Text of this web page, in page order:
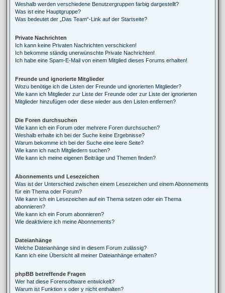
Weshalb werden verschiedene Benutzergruppen farbig dargestellt?
Was ist eine Hauptgruppe?
Was bedeutet der „Das Team“-Link auf der Startseite?
Private Nachrichten
Ich kann keine Privaten Nachrichten verschicken!
Ich bekomme ständig unerwünschte Private Nachrichten!
Ich habe eine Spam-E-Mail von einem Mitglied dieses Forums erhalten!
Freunde und ignorierte Mitglieder
Wozu benötige ich die Listen der Freunde und ignorierten Mitglieder?
Wie kann ich Mitglieder zur Liste der Freunde oder zur Liste der ignorierten
Mitglieder hinzufügen oder diese wieder aus den Listen entfernen?
Die Foren durchsuchen
Wie kann ich ein Forum oder mehrere Foren durchsuchen?
Weshalb erhalte ich bei der Suche keine Ergebnisse?
Warum bekomme ich bei der Suche eine leere Seite?
Wie kann ich nach Mitgliedern suchen?
Wie kann ich meine eigenen Beiträge und Themen finden?
Abonnements und Lesezeichen
Was ist der Unterschied zwischen einem Lesezeichen und einem Abonnements
für ein Thema oder Forum?
Wie kann ich ein Lesezeichen auf ein Thema setzen oder ein Thema
abonnieren?
Wie kann ich ein Forum abonnieren?
Wie deaktiviere ich meine Abonnements?
Dateianhänge
Welche Dateianhänge sind in diesem Forum zulässig?
Kann ich eine Übersicht all meiner Dateianhänge erhalten?
phpBB betreffende Fragen
Wer hat diese Forensoftware entwickelt?
Warum ist Funktion x oder y nicht enthalten?